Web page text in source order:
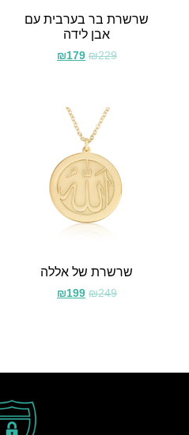
שרשרת בר בערבית עם
אבן לידה
₪229
₪179
שרשרת של אללה
₪249
₪199